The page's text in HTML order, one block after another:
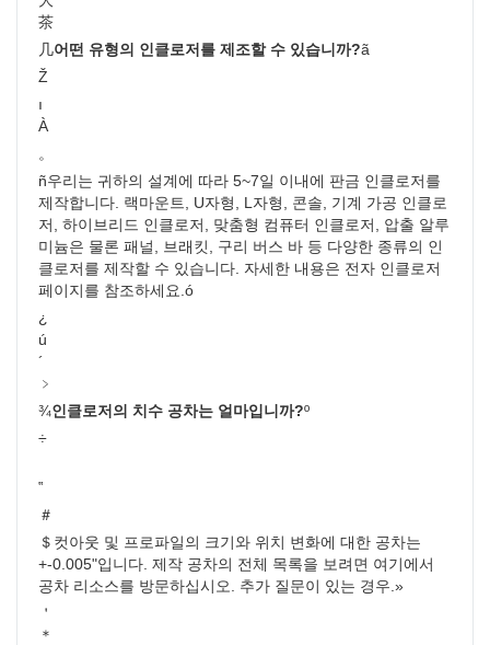
茶
几어떤 유형의 인클로저를 제조할 수 있습니까?ã
Ž
ı
À
。
ñ우리는 귀하의 설계에 따라 5~7일 이내에 판금 인클로저를
제작합니다. 랙마운트, U자형, L자형, 콘솔, 기계 가공 인클로
저, 하이브리드 인클로저, 맞춤형 컴퓨터 인클로저, 압출 알루
미늄은 물론 패널, 브래킷, 구리 버스 바 등 다양한 종류의 인
클로저를 제작할 수 있습니다. 자세한 내용은 전자 인클로저
페이지를 참조하세요. ó
¿
ú
´
﹥
¾인클로저의 치수 공차는 얼마입니까?º
÷
‟
＃
＄ 컷아웃 및 프로파일의 크기와 위치 변화에 대한 공차는
+-0.005"입니다. 제작 공차의 전체 목록을 보려면 여기에서
공차 리소스를 방문하십시오. 추가 질문이 있는 경우. »
＇
＊